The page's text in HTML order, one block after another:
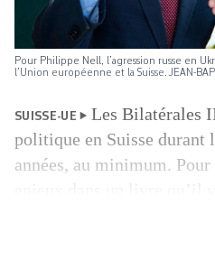
Pour Philippe Nell, l’agression russe en
l’Union ­européenne et la Suisse. JEAN-
SUISSE-UE
Les Bilatérales
politique en Suisse durant
années, au minimum.